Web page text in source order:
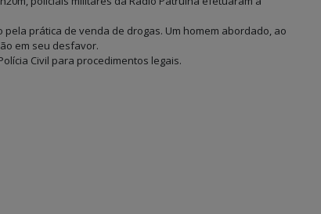
pela prática de venda de drogas. Um homem abordado, ao
em seu desfavor.
Civil para procedimentos legais.